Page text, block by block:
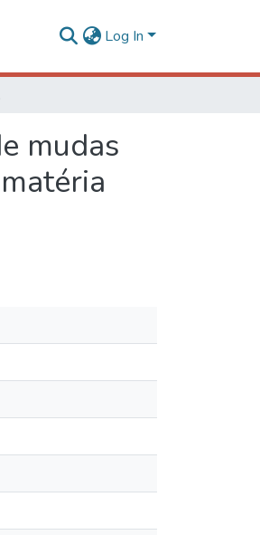
Log In
mudas